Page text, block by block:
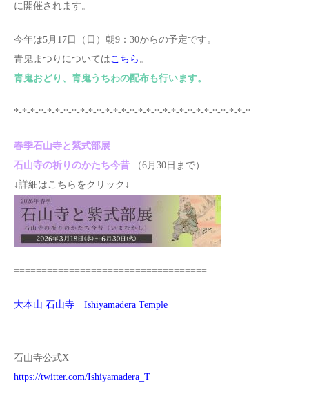
に開催されます。
今年は5月17日（日）朝9：30からの予定です。
青鬼まつりについてはこちら 。
青鬼おどり、青鬼うちわの配布も行います。
*-*-*-*-*-*-*-*-*-*-*-*-*-*-*-*-*-*-*-*-*-*-*-*-*-*-*-*-*
春季石山寺と紫式部展
石山寺の祈りのかたち今昔 （6月30日まで）
↓詳細はこちらをクリック↓
===================================
大本山 石山寺 Ishiyamadera Temple
石山寺公式X
https://twitter.com/Ishiyamadera_T